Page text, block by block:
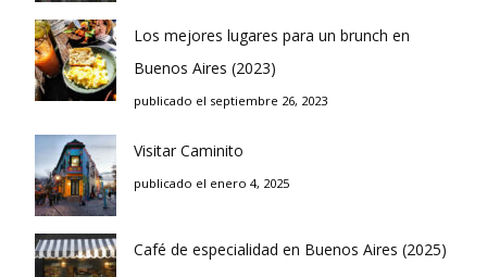
Los mejores lugares para un brunch en
Buenos Aires (2023)
publicado el septiembre 26, 2023
Visitar Caminito
publicado el enero 4, 2025
Café de especialidad en Buenos Aires (2025)